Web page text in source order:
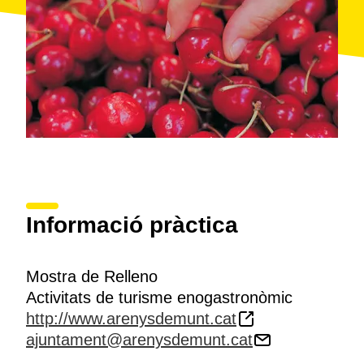
Informació pràctica
Mostra de Relleno
Activitats de turisme enogastronòmic
http://www.arenysdemunt.cat
ajuntament@arenysdemunt.cat